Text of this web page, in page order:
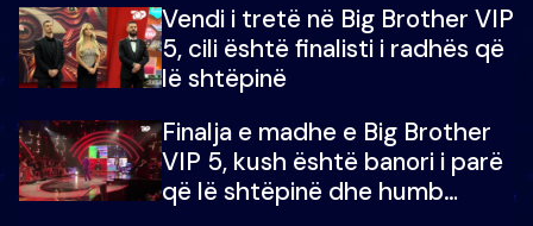
Vendi i tretë në Big Brother VIP
5, cili është finalisti i radhës që
lë shtëpinë
Finalja e madhe e Big Brother
VIP 5, kush është banori i parë
që lë shtëpinë dhe humb